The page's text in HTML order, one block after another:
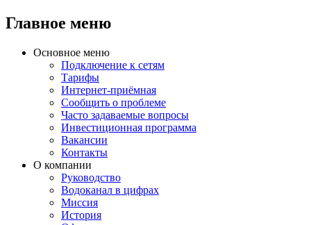
Главное меню
Основное меню
Подключение к сетям
Тарифы
Интернет-приёмная
Сообщить о проблеме
Часто задаваемые вопросы
Инвестиционная программа
Вакансии
Контакты
О компании
Руководство
Водоканал в цифрах
Миссия
История